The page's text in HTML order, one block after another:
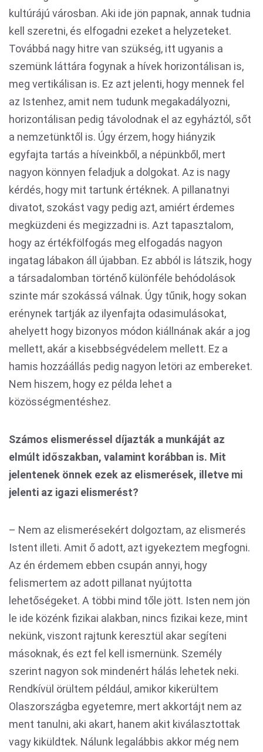
kultúrájú városban. Aki ide jön papnak, annak tudnia
kell szeretni, és elfogadni ezeket a helyzeteket.
Továbbá nagy hitre van szükség, itt ugyanis a
szemünk láttára fogynak a hívek horizontálisan is,
meg vertikálisan is. Ez azt jelenti, hogy mennek fel
az Istenhez, amit nem tudunk megakadályozni,
horizontálisan pedig távolodnak el az egyháztól, sőt
a nemzetünktől is. Úgy érzem, hogy hiányzik
egyfajta tartás a híveinkből, a népünkből, mert
nagyon könnyen feladjuk a dolgokat. Az is nagy
kérdés, hogy mit tartunk értéknek. A pillanatnyi
divatot, szokást vagy pedig azt, amiért érdemes
megküzdeni és megizzadni is. Azt tapasztalom,
hogy az értékfölfogás meg elfogadás nagyon
ingatag lábakon áll újabban. Ez abból is látszik, hogy
a társadalomban történő különféle behódolások
szinte már szokássá válnak. Úgy tűnik, hogy sokan
erénynek tartják az ilyenfajta odasimulásokat,
ahelyett hogy bizonyos módon kiállnának akár a jog
mellett, akár a kisebbségvédelem mellett. Ez a
hamis hozzáállás pedig nagyon letöri az embereket.
Nem hiszem, hogy ez példa lehet a
közösségmentéshez.
Számos elismeréssel díjazták a munkáját az
elmúlt időszakban, valamint korábban is. Mit
jelentenek önnek ezek az elismerések, illetve mi
jelenti az igazi elismerést?
– Nem az elismerésekért dolgoztam, az elismerés
Istent illeti. Amit ő adott, azt igyekeztem megfogni.
Az én érdemem ebben csupán annyi, hogy
felismertem az adott pillanat nyújtotta
lehetőségeket. A többi mind tőle jött. Isten nem jön
le ide közénk fizikai alakban, nincs fizikai keze, mint
nekünk, viszont rajtunk keresztül akar segíteni
másoknak, és ezt fel kell ismernünk. Személy
szerint nagyon sok mindenért hálás lehetek neki.
Rendkívül örültem például, amikor kikerültem
Olaszországba egyetemre, mert akkortájt nem az
ment tanulni, aki akart, hanem akit kiválasztottak
vagy kiküldtek. Nálunk legalábbis akkor még nem